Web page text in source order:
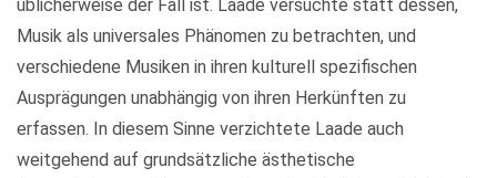
üblicherweise der Fall ist. Laade versuchte statt dessen,
Musik als universales Phänomen zu betrachten, und
verschiedene Musiken in ihren kulturell spezifischen
Ausprägungen unabhängig von ihren Herkünften zu
erfassen. In diesem Sinne verzichtete Laade auch
weitgehend auf grundsätzliche ästhetische